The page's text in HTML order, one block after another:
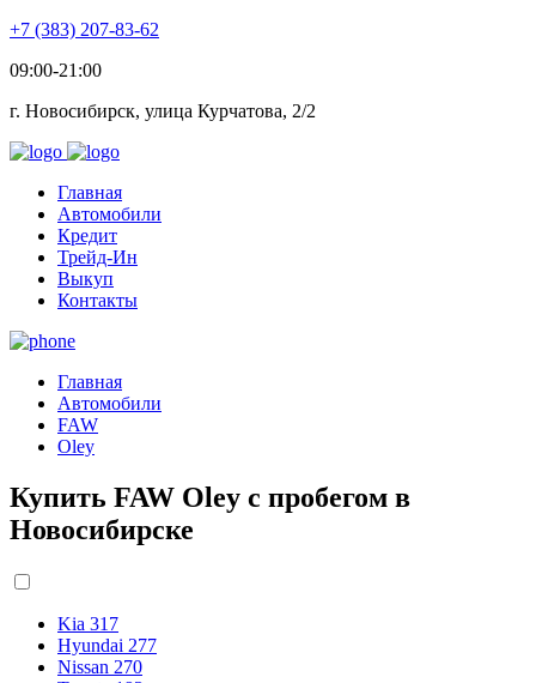
+7 (383) 207-83-62
09:00-21:00
г. Новосибирск, улица Курчатова, 2/2
Главная
Автомобили
Кредит
Трейд-Ин
Выкуп
Контакты
Главная
Автомобили
FAW
Oley
Купить FAW Oley с пробегом в
Новосибирске
Kia 317
Hyundai 277
Nissan 270